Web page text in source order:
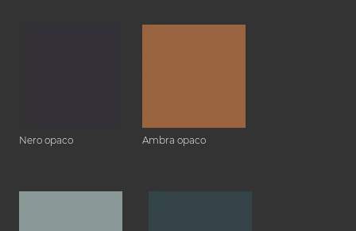
Nero opaco Ambra opaco